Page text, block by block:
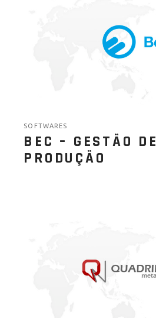
SOFTWARES
BEC – GESTÃO DE
PRODUÇÃO